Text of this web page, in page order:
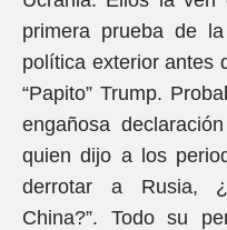
primera prueba de
política exterior antes
“Papito” Trump.
engañosa
quien dijo a los
derrotar a Rusia,
China?”. Todo su